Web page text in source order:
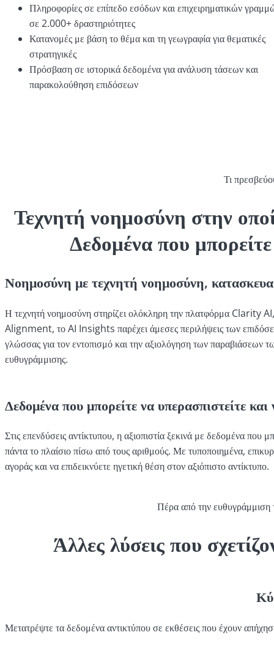
Πληροφορίες σε επίπεδο εσόδων και επιχειρηματικών
σε 2.000+ δραστηριότητες
Κατανομές με βάση το θέμα και τη γεωγραφία για θεματικές
στρατηγικές
Πρόσβαση σε ιστορικά δεδομένα για ανάλυση τάσεων και
παρακολούθηση επιδόσεων
Τι
Τεχνητή νοημοσύνη στην
Δεδομένα που
Νοημοσύνη με τεχνητή νοημοσύνη,
Η τεχνητή νοημοσύνη στηρίζει ολόκληρη την πλατφόρμα Clarity
Alignment, το AI Insights παρέχει άμεσες περιλήψεις των
γλώσσας για τον εντοπισμό και την αξιολόγηση των
ευθυγράμμισης.
Δεδομένα που μπορείτε να υπερασπιστείτε
Στις επενδύσεις αντίκτυπου, η αξιοπιστία ξεκινά με δεδομένα
πάντα το πλαίσιο πίσω από τους αριθμούς. Με τυποποιημένα,
αγοράς και να επιδεικνύετε ηγετική θέση στον αξιόπιστο αντίκτυπο.
Πέρα από την
Άλλες λύσεις που
Μετατρέψτε τα δεδομένα αντικτύπου σε εκθέσεις που έχουν